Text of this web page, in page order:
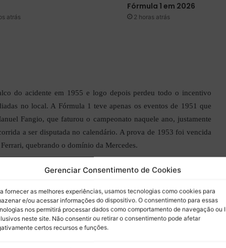
Gerenciar Consentimento de Cookies
fornecer as melhores experiências, usamos tecnologias como cookies para
e/ou acessar informações do dispositivo. O consentimento para essas
nos permitirá processar dados como comportamento de navegação ou
neste site. Não consentir ou retirar o consentimento pode afetar
certos recursos e funções.
atrás
Fórmula 1 em 2026
2 horas atrás
do acidente em 1955 e logo depois perdeu todo o incentivo
no local. A Fórmula 1 teve apenas os eventos de 1951 que
Fangio, que faturou o campeonato naquele ano, justamente
a ser disputada no calendário. A prova de 1953 foi vencida
quebrando o domínio da Mercedes.
Espanha tentava retornar às competições automobilísticas
Club of Spain encomendou um novo circuito ao norte de
da época reformou o circuito de Montjuïc em Barcelona com as